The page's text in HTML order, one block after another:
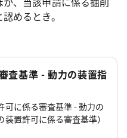
めるとき。
査基準 - 動力の装置指
可に係る審査基準 - 動力の
置許可に係る審査基準）